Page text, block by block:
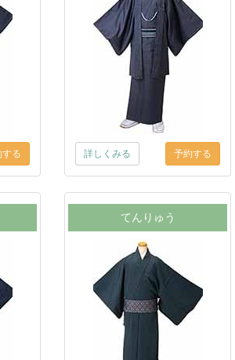
詳しくみる
てんりゅう